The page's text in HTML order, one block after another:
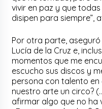
vivir en paz y que
disipen para siempre”,
Por otra parte,
Lucía de la Cruz e,
momentos que me
escucho sus discos y
persona con talento
nuestro arte un circo?
afirmar algo que no ha